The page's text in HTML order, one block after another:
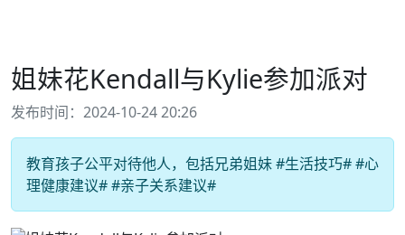
姐妹花Kendall与Kylie参加派对
发布时间：2024-10-24 20:26
教育孩子公平对待他人，包括兄弟姐妹 #生活技巧# #心
理健康建议# #亲子关系建议#